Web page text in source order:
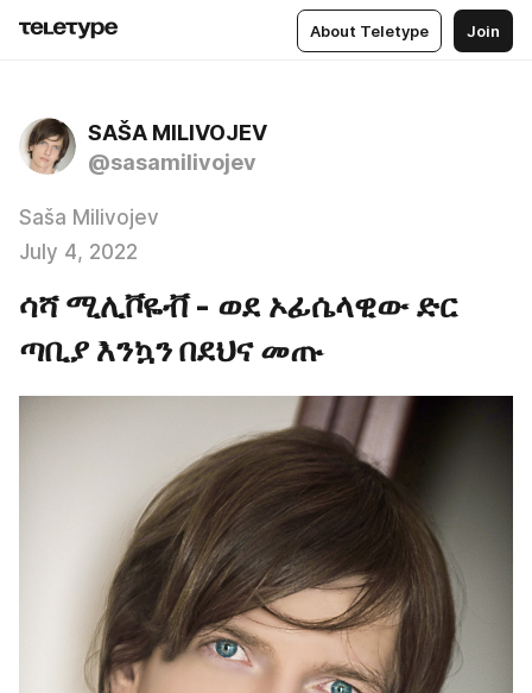
About Teletype Join
SAŠA MILIVOJEV
@sasamilivojev
Saša Milivojev
July 4, 2022
ሳሻ ሚሊቮዬቭ - ወደ ኦፊሴላዊው ድር
ጣቢያ እንኳን በደህና መጡ